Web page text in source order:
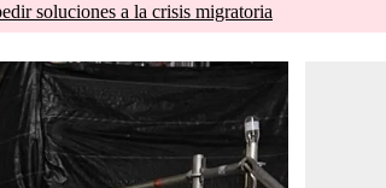
soluciones a la crisis migratoria